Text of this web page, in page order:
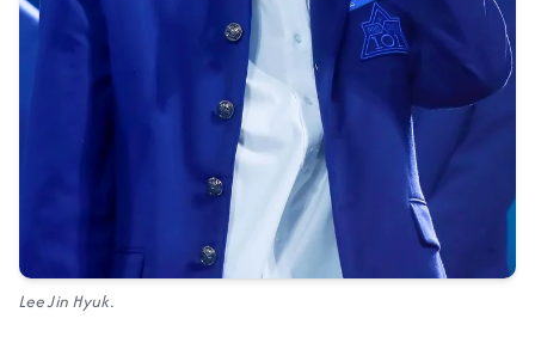
Lee Jin Hyuk.